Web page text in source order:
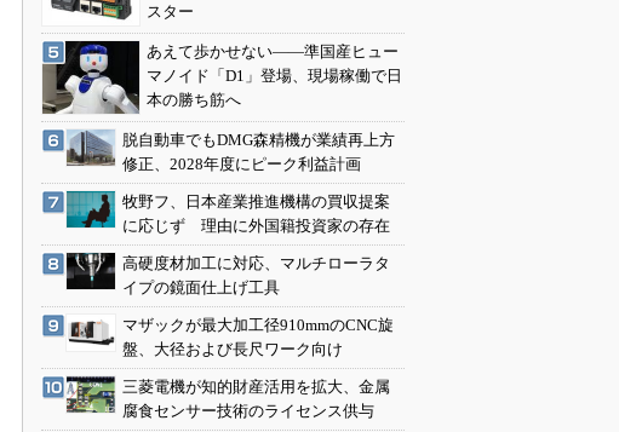
スター
あえて歩かせない――準国産ヒュー
マノイド「D1」登場、現場稼働で日
本の勝ち筋へ
脱自動車でもDMG森精機が業績再上方
修正、2028年度にピーク利益計画
牧野フ、日本産業推進機構の買収提案
に応じず 理由に外国籍投資家の存在
高硬度材加工に対応、マルチローラタ
イプの鏡面仕上げ工具
マザックが最大加工径910mmのCNC旋
盤、大径および長尺ワーク向け
三菱電機が知的財産活用を拡大、金属
腐食センサー技術のライセンス供与